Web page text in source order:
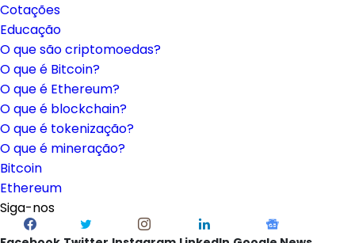
Cotações
Educação
O que são criptomoedas?
O que é Bitcoin?
O que é Ethereum?
O que é blockchain?
O que é tokenização?
O que é mineração?
Bitcoin
Ethereum
Siga-nos